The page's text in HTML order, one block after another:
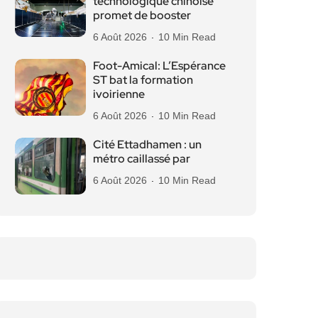
promet de booster
6 Août 2026 10 Min Read
Foot-Amical: L’Espérance
ST bat la formation
ivoirienne
6 Août 2026 10 Min Read
Cité Ettadhamen : un
métro caillassé par
6 Août 2026 10 Min Read